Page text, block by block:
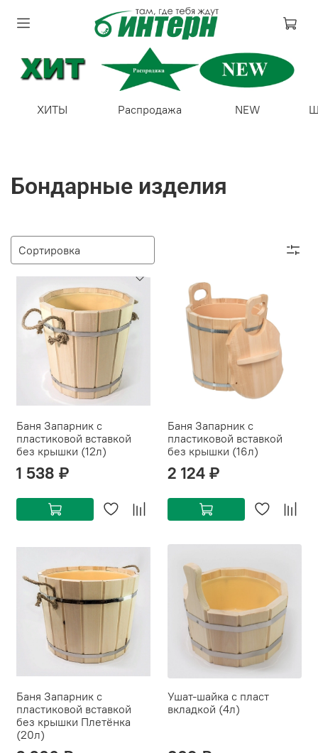
ХИТЫ Распродажа NEW
Бондарные изделия
Баня Запарник с
пластиковой вставкой
без крышки (12л)
1 538 ₽
Баня Запарник с
пластиковой вставкой
без крышки (16л)
2 124 ₽
Баня Запарник с
пластиковой вставкой
без крышки Плетёнка
(20л)
Ушат-шайка с пласт
вкладкой (4л)